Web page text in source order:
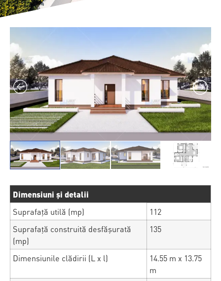
Dimensiuni și detalii
Suprafață utilă (mp)
112
Suprafață construită desfășurată
(mp)
135
Dimensiunile clădirii (L x l)
14.55 m x 13.75
m